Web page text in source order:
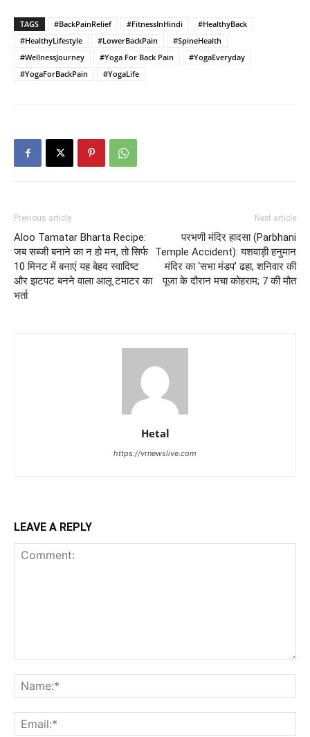
TAGS #BackPainRelief #FitnessInHindi
#HealthyBack
#HealthyLifestyle
#LowerBackPain
#SpineHealth
#WellnessJourney
#Yoga For Back Pain
#YogaEveryday
#YogaForBackPain
#YogaLife
Previous article
Aloo Tamatar Bharta Recipe:
जब सब्जी बनाने का न हो मन, तो सिर्फ
10 मिनट में बनाएं यह बेहद स्वादिष्ट
और झटपट बनने वाला आलू टमाटर का
भर्ता
Next article
परभणी मंदिर हादसा (Parbhani
Temple Accident): यशवाड़ी हनुमान
मंदिर का ‘सभा मंडप’ ढहा, शनिवार की
पूजा के दौरान मचा कोहराम; 7 की मौत
Hetal
https://vrnewslive.com
LEAVE A REPLY